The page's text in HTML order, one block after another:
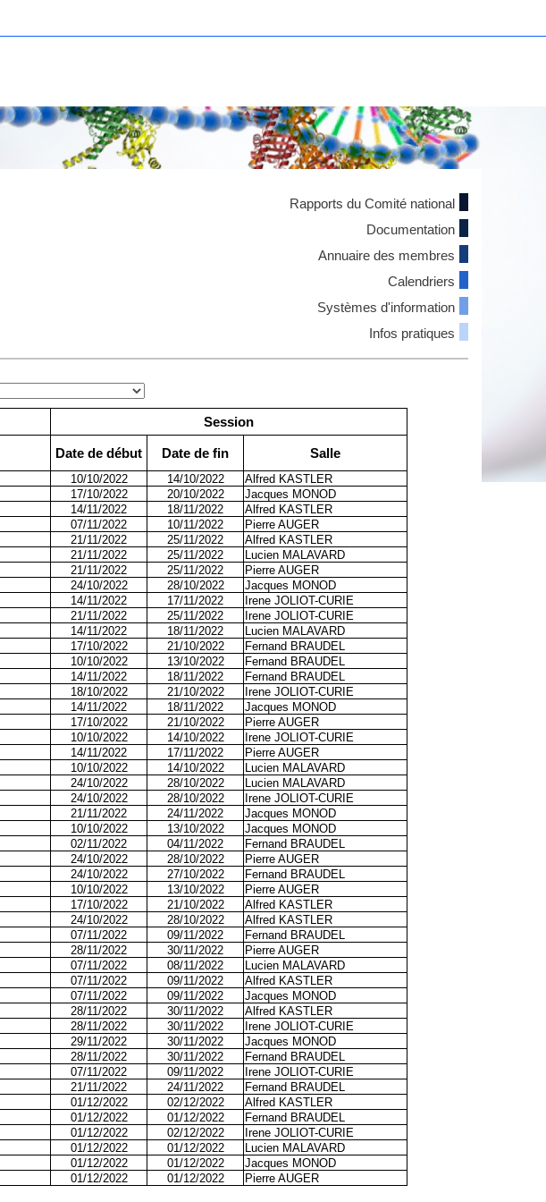
Rapports du Comité national
Documentation
Annuaire des membres
Calendriers
Systèmes d'information
Infos pratiques
Session
Date de début Date de fin Salle
10/10/2022 14/10/2022
Alfred KASTLER
17/10/2022 20/10/2022
Jacques MONOD
14/11/2022 18/11/2022
Alfred KASTLER
07/11/2022 10/11/2022
Pierre AUGER
21/11/2022 25/11/2022
Alfred KASTLER
21/11/2022 25/11/2022
Lucien MALAVARD
21/11/2022 25/11/2022
Pierre AUGER
24/10/2022 28/10/2022
Jacques MONOD
14/11/2022 17/11/2022
Irene JOLIOT-CURIE
21/11/2022 25/11/2022
Irene JOLIOT-CURIE
14/11/2022 18/11/2022
Lucien MALAVARD
17/10/2022 21/10/2022
Fernand BRAUDEL
10/10/2022 13/10/2022
Fernand BRAUDEL
14/11/2022 18/11/2022
Fernand BRAUDEL
18/10/2022 21/10/2022
Irene JOLIOT-CURIE
14/11/2022 18/11/2022
Jacques MONOD
17/10/2022 21/10/2022
Pierre AUGER
10/10/2022 14/10/2022
Irene JOLIOT-CURIE
14/11/2022 17/11/2022
Pierre AUGER
10/10/2022 14/10/2022
Lucien MALAVARD
24/10/2022 28/10/2022
Lucien MALAVARD
24/10/2022 28/10/2022
Irene JOLIOT-CURIE
21/11/2022 24/11/2022
Jacques MONOD
10/10/2022 13/10/2022
Jacques MONOD
02/11/2022 04/11/2022
Fernand BRAUDEL
24/10/2022 28/10/2022
Pierre AUGER
24/10/2022 27/10/2022
Fernand BRAUDEL
10/10/2022 13/10/2022
Pierre AUGER
17/10/2022 21/10/2022
Alfred KASTLER
24/10/2022 28/10/2022
Alfred KASTLER
07/11/2022 09/11/2022
Fernand BRAUDEL
28/11/2022 30/11/2022
Pierre AUGER
07/11/2022 08/11/2022
Lucien MALAVARD
07/11/2022 09/11/2022
Alfred KASTLER
07/11/2022 09/11/2022
Jacques MONOD
28/11/2022 30/11/2022
Alfred KASTLER
28/11/2022 30/11/2022
Irene JOLIOT-CURIE
29/11/2022 30/11/2022
Jacques MONOD
28/11/2022 30/11/2022
Fernand BRAUDEL
07/11/2022 09/11/2022
Irene JOLIOT-CURIE
21/11/2022 24/11/2022
Fernand BRAUDEL
01/12/2022 02/12/2022
Alfred KASTLER
01/12/2022 01/12/2022
Fernand BRAUDEL
01/12/2022 02/12/2022
Irene JOLIOT-CURIE
01/12/2022 01/12/2022
Lucien MALAVARD
01/12/2022 01/12/2022
Jacques MONOD
01/12/2022 01/12/2022 Pierre AUGER